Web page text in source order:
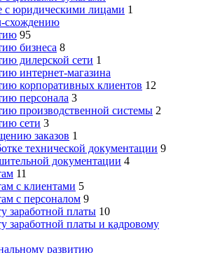
с юридическими лицами 1
схождению
95
бизнеса 8
дилерской сети 1
интернет-магазина
корпоративных клиентов 12
персонала 3
производственной системы 2
сети 3
заказов 1
технической документации 9
документации 4
11
с клиентами 5
с персоналом 9
заработной платы 10
заработной платы и кадровому
развитию